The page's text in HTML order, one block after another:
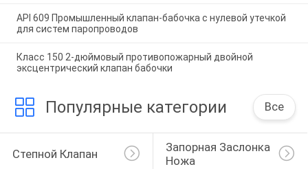
API 609 Промышленный клапан-бабочка с нулевой утечкой
для систем паропроводов
Класс 150 2-дюймовый противопожарный двойной
эксцентрический клапан бабочки
Популярные категории Все
Степной Клапан
Запорная Заслонка
Ножа